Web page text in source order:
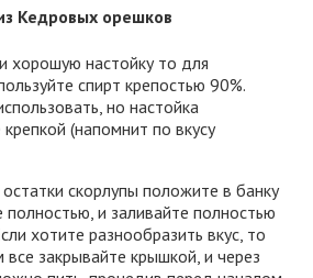
Кедровых орешков
хорошую настойку то для
спирт крепостью 90%.
но настойка
(напомнит по вкусу
скорлупы положите в банку
и заливайте полностью
хотите разнообразить вкус, то
закрывайте крышкой, и через